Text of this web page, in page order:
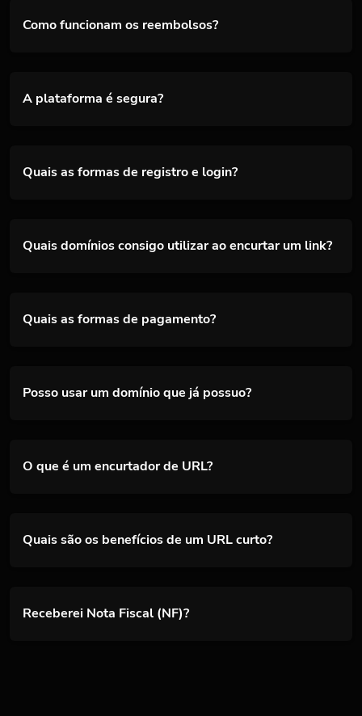
Como funcionam os reembolsos?
A plataforma é segura?
Quais as formas de registro e login?
Quais domínios consigo utilizar ao encurtar um link?
Quais as formas de pagamento?
Posso usar um domínio que já possuo?
O que é um encurtador de URL?
Quais são os benefícios de um URL curto?
Receberei Nota Fiscal (NF)?